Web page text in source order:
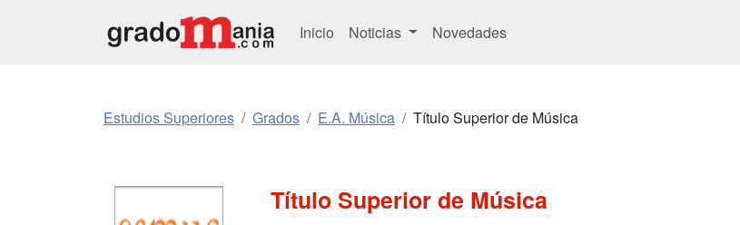
Inicio Noticias Novedades
Estudios Superiores Grados E.A. Música Título Superior de Música
Título Superior de Música